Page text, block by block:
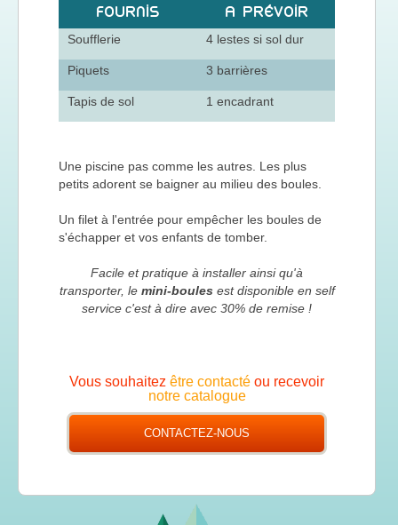
FOURNIS A PRÉVOIR
Soufflerie 4 lestes si sol dur
Piquets 3 barrières
Tapis de sol 1 encadrant
Une piscine pas comme les autres. Les plus
petits adorent se baigner au milieu des boules.
Un filet à l'entrée pour empêcher les boules de
s'échapper et vos enfants de tomber.
Facile et pratique à installer ainsi qu'à
transporter, le mini-boulesest disponible en self
service c'est à dire avec 30% de remise !
Vous souhaitezêtre contacté ou recevoir
notre catalogue
CONTACTEZ-NOUS